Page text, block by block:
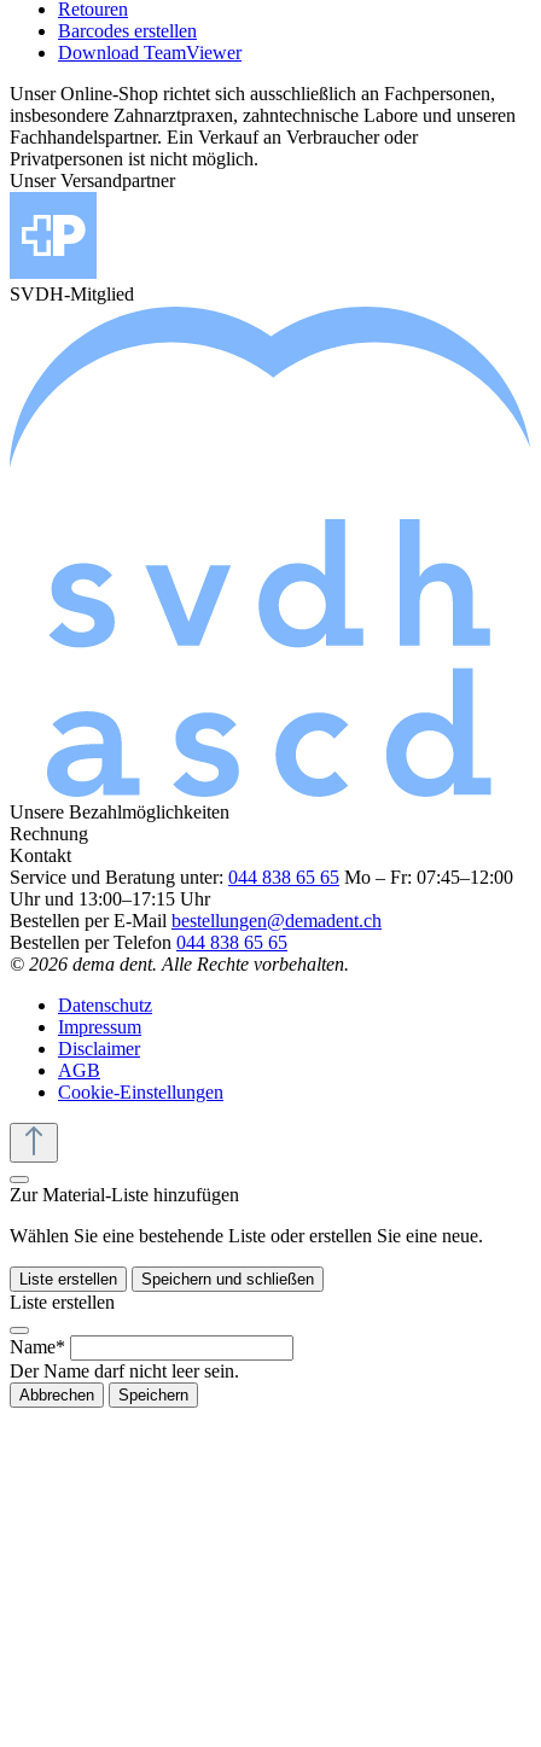
Retouren
Barcodes erstellen
Download TeamViewer
Unser Online-Shop richtet sich ausschließlich an Fachpersonen,
insbesondere Zahnarztpraxen, zahntechnische Labore und unseren
Fachhandelspartner. Ein Verkauf an Verbraucher oder
Privatpersonen ist nicht möglich.
Unser Versandpartner
SVDH-Mitglied
Unsere Bezahlmöglichkeiten
Rechnung
Kontakt
Service und Beratung unter: 044 838 65 65 Mo – Fr: 07:45–12:00
Uhr und 13:00–17:15 Uhr
Bestellen per E-Mail bestellungen@demadent.ch
Bestellen per Telefon 044 838 65 65
© 2026 dema dent. Alle Rechte vorbehalten.
Datenschutz
Impressum
Disclaimer
AGB
Cookie-Einstellungen
Zur Material-Liste hinzufügen
Wählen Sie eine bestehende Liste oder erstellen Sie eine neue.
Liste erstellen Speichern und schließen
Liste erstellen
Name*
Der Name darf nicht leer sein.
Abbrechen Speichern